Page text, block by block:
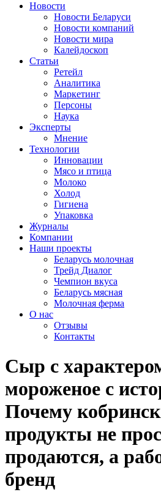
Новости
Новости Беларуси
Новости компаний
Новости мира
Калейдоскоп
Статьи
Ретейл
Аналитика
Маркетинг
Персоны
Наука
Эксперты
Мнение
Технологии
Инновации
Мясо и птица
Молоко
Холод
Гигиена
Упаковка
Журналы
Компании
Наши проекты
Беларусь молочная
Трейд Диалог
Чемпион вкуса
Беларусь мясная
Молочная ферма
О нас
Отзывы
Контакты
Сыр с
мороженое с
Почему
продукты не
продаются, а
бренд